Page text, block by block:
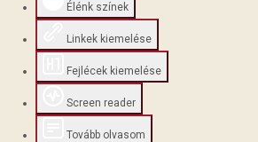
Élénk színek
Linkek kiemelése
Fejlécek kiemelése
Screen reader
Tovább olvasom